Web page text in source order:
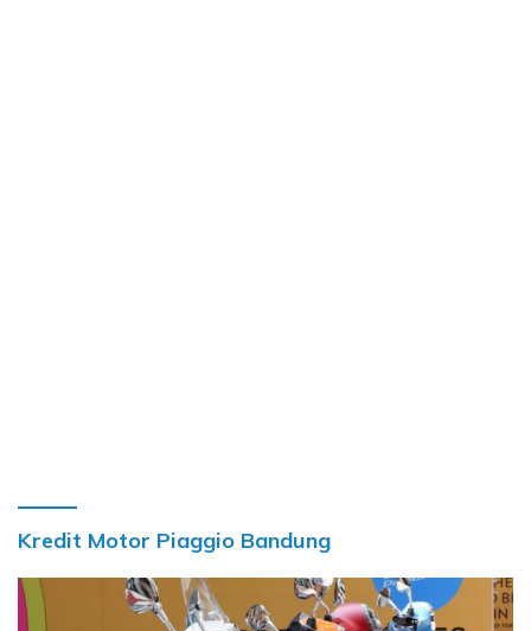
Kredit Motor Piaggio Bandung